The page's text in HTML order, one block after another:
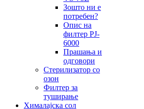
Зошто ни е
потребен?
Опис на
филтер PJ-
6000
Прашања и
одговори
Стерилизатор со
озон
Филтер за
туширање
Хималајска сол